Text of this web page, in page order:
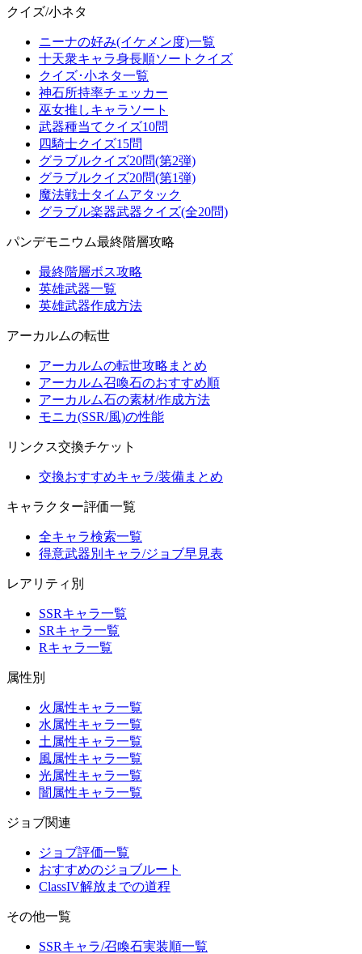
クイズ/小ネタ
ニーナの好み(イケメン度)一覧
十天衆キャラ身長順ソートクイズ
クイズ･小ネタ一覧
神石所持率チェッカー
巫女推しキャラソート
武器種当てクイズ10問
四騎士クイズ15問
グラブルクイズ20問(第2弾)
グラブルクイズ20問(第1弾)
魔法戦士タイムアタック
グラブル楽器武器クイズ(全20問)
パンデモニウム最終階層攻略
最終階層ボス攻略
英雄武器一覧
英雄武器作成方法
アーカルムの転世
アーカルムの転世攻略まとめ
アーカルム召喚石のおすすめ順
アーカルム石の素材/作成方法
モニカ(SSR/風)の性能
リンクス交換チケット
交換おすすめキャラ/装備まとめ
キャラクター評価一覧
全キャラ検索一覧
得意武器別キャラ/ジョブ早見表
レアリティ別
SSRキャラ一覧
SRキャラ一覧
Rキャラ一覧
属性別
火属性キャラ一覧
水属性キャラ一覧
土属性キャラ一覧
風属性キャラ一覧
光属性キャラ一覧
闇属性キャラ一覧
ジョブ関連
ジョブ評価一覧
おすすめのジョブルート
ClassIV解放までの道程
その他一覧
SSRキャラ/召喚石実装順一覧